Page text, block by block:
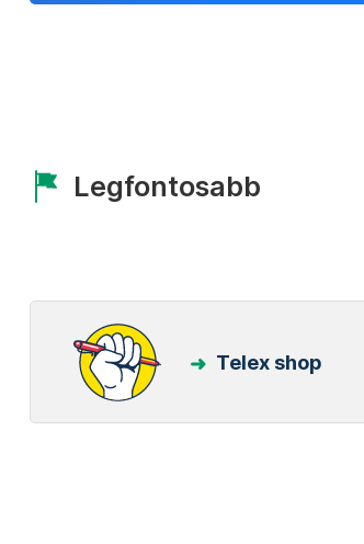
Legfontosabb
Telex shop